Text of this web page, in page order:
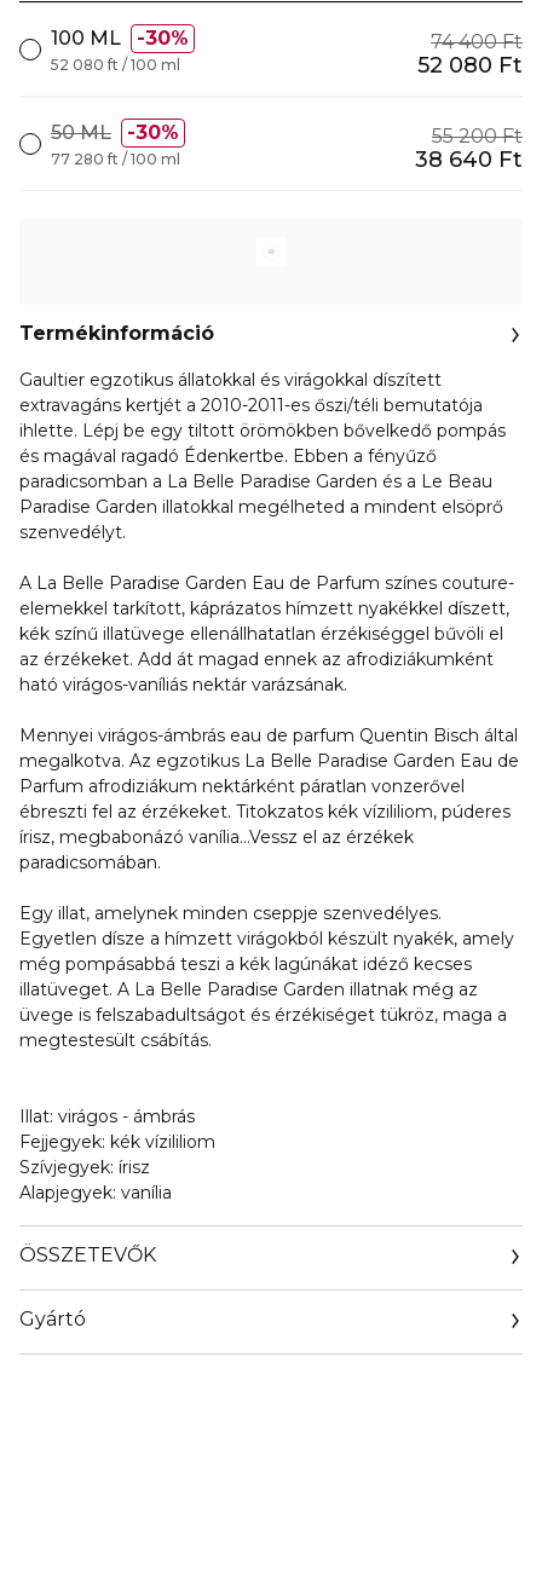
100 ML 30% 74 400 Ft
52 080 Ft
52 080 ft / 100 ml
50 ML 30% 55 200 Ft
38 640 Ft
77 280 ft / 100 ml
Termékinformáció
Gaultier egzotikus állatokkal és virágokkal díszített
extravagáns kertjét a 2010-2011-es őszi/téli bemutatója
ihlette. Lépj be egy tiltott örömökben bővelkedő pompás
és magával ragadó Édenkertbe. Ebben a fényűző
paradicsomban a La Belle Paradise Garden és a Le Beau
Paradise Garden illatokkal megélheted a mindent elsöprő
szenvedélyt.
A La Belle Paradise Garden Eau de Parfum színes couture-
elemekkel tarkított, káprázatos hímzett nyakékkel díszett,
kék színű illatüvege ellenállhatatlan érzékiséggel bűvöli el
az érzékeket. Add át magad ennek az afrodiziákumként
ható virágos-vaníliás nektár varázsának.
Mennyei virágos-ámbrás eau de parfum Quentin Bisch által
megalkotva. Az egzotikus La Belle Paradise Garden Eau de
Parfum afrodiziákum nektárként páratlan vonzerővel
ébreszti fel az érzékeket. Titokzatos kék vízililiom, púderes
írisz, megbabonázó vanília...Vessz el az érzékek
paradicsomában.
Egy illat, amelynek minden cseppje szenvedélyes.
Egyetlen dísze a hímzett virágokból készült nyakék, amely
még pompásabbá teszi a kék lagúnákat idéző kecses
illatüveget. A La Belle Paradise Garden illatnak még az
üvege is felszabadultságot és érzékiséget tükröz, maga a
megtestesült csábítás.
Illat: virágos - ámbrás
Fejjegyek: kék vízililiom
Szívjegyek: írisz
Alapjegyek: vanília
ÖSSZETEVŐK
Gyártó